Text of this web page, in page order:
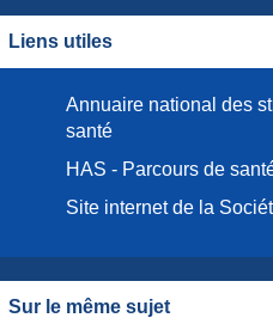
Liens utiles
Annuaire national des
santé
HAS - Parcours de
Site internet de la
Sur le même sujet